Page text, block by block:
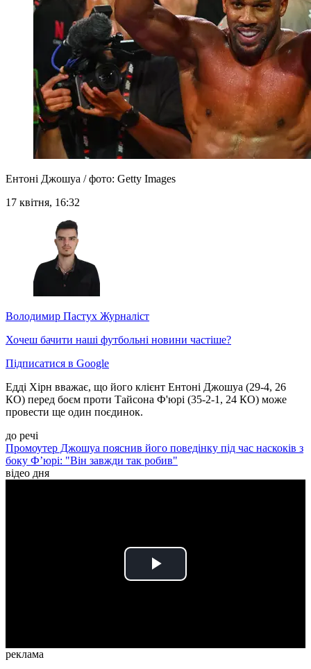
Ентоні Джошуа / фото: Getty Images
17 квітня, 16:32
Володимир Пастух Журналіст
Хочеш бачити наші футбольні новини частіше?
Підписатися в Google
Едді Хірн вважає, що його клієнт Ентоні Джошуа (29-4, 26
КО) перед боєм проти Тайсона Ф'юрі (35-2-1, 24 КО) може
провести ще один поєдинок.
до речі
Промоутер Джошуа пояснив його поведінку під час наскоків з
боку Ф’юрі: "Він завжди так робив"
відео дня
Play
реклама